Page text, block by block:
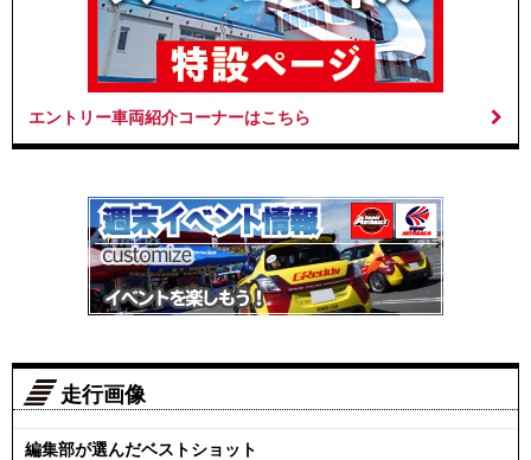
エントリー車両紹介コーナーはこちら
走行画像
編集部が選んだベストショット